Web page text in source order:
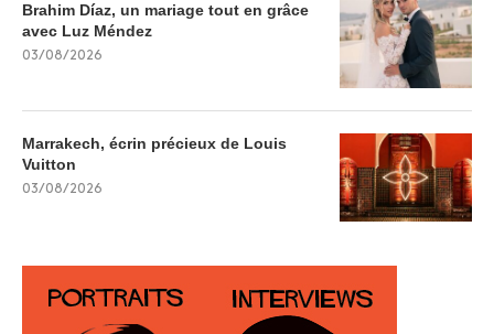
Brahim Díaz, un mariage tout en grâce
avec Luz Méndez
03/08/2026
Marrakech, écrin précieux de Louis
Vuitton
03/08/2026